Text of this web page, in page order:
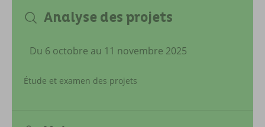
Analyse des projets
Du 6 octobre au 11 novembre 2025
Étude et examen des projets